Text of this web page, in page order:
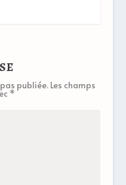
publiée. Les champs
*